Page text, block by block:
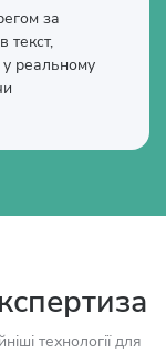
за
текст,
реальному
технології для